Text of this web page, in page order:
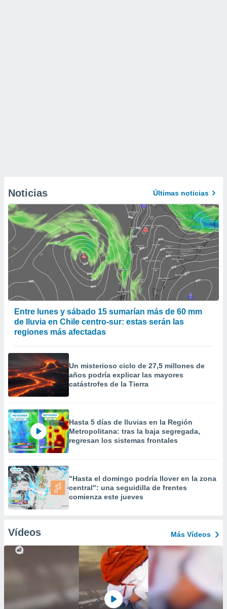
Noticias Últimas noticias
Entre lunes y sábado 15 sumarían más de 60 mm
de lluvia en Chile centro-sur: estas serán las
regiones más afectadas
Un misterioso ciclo de 27,5 millones de
años podría explicar las mayores
catástrofes de la Tierra
Hasta 5 días de lluvias en la Región
Metropolitana: tras la baja segregada,
regresan los sistemas frontales
"Hasta el domingo podría llover en la zona
central": una seguidilla de frentes
comienza este jueves
Vídeos Más Vídeos